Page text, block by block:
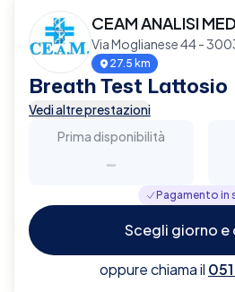
CEAM ANALISI
Via Moglianese 44 -
27.5 km
Breath Test Lattosio
Vedi altre prestazioni
Prima disponibilità
-
Pagamento in
Scegli giorno e
oppure chiama il